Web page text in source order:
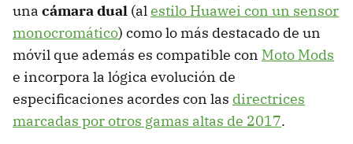
una cámara dual (alestilo Huawei con un sensor
monocromático) como lo más destacado de un
móvil que además es compatible con Moto Mods
e incorpora la lógica evolución de
especificaciones acordes con las directrices
marcadas por otros gamas altas de 2017.